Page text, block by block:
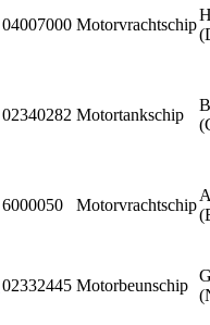
04007000 Motorvrachtschip
02340282 Motortankschip
6000050 Motorvrachtschip
02332445 Motorbeunschip